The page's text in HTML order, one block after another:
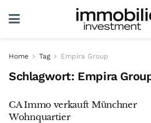
Home Tag Empira Group
Schlagwort: Empira
CA Immo verkauft Münchner
Wohnquartier